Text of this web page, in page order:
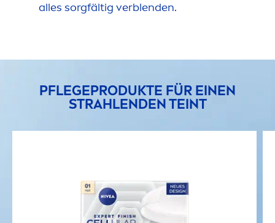
alles sorgfältig verblenden.
PFLEGEPRODUKTE FÜR EINEN
STRAHLENDEN TEINT